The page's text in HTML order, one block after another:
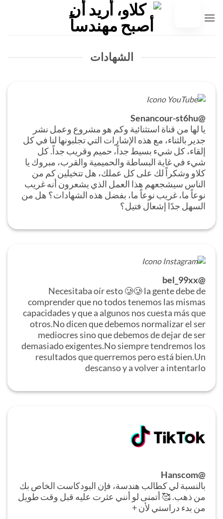
إلى
الشهادات
@Senancour-st6hu
يا لها من قناة استثنائية وكم هو مشروع وعمل نشر
جدير بالثناء، مع هذه الإشارات التي تجلبونها لنا في كل
إلقاء، كل شيء بسيط جداً، حميم وقريب جداً. كل
شيء في غاية البساطة والحميمية والقرب، مبروك يا
كلاو وشكراً لك على كل عملك، هل تتخيلين كم من
الناس سيشجعهم هذا العمل الذي يشعرون أنه غريب
نوعاً ما، غريب نوعاً ما، بفضل هذه الشهادات؟ هل من
السهل جدًا إشعال فتيل؟
@bel_99xx
Necesitaba oír esto 🥲🥲 la gente debe de
comprender que no todos tenemos las mismas
capacidades y que a algunos nos cuesta más que
otros.No dicen que debemos normalizar el ser
mediocres sino que debemos de dejar de ser
demasiado exigentes.No siempre tendremos los
resultados que querremos pero está bien.Un
descanso y a volver a intentarlo
@Hanscom
بالنسبة لي كطالب هندسة، فإن البودكاست الخاص بك
من ذهب. 🥰 أتمنى لو أنني عثرت عليه قبل وقت طويل
من بدء دراستي لأن +